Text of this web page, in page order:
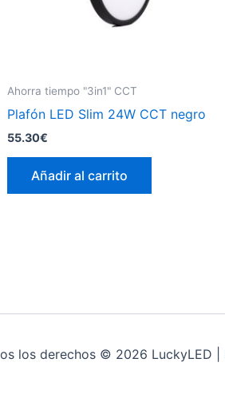
Ahorra tiempo "3in1" CCT
Plafón LED Slim 24W CCT negro
55.30€
Añadir al carrito
los derechos © 2026 LuckyLED |